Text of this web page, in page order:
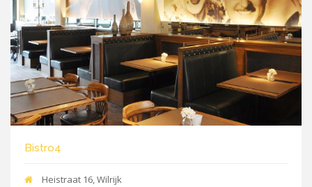
Bistro4
Heistraat 16, Wilrijk